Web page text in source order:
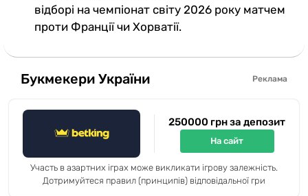
відборі на чемпіонат світу 2026 року матчем
проти Франції чи Хорватії.
Букмекери України Реклама
250000 грн за депозит
На сайт
Участь в азартних іграх може викликати ігрову залежність.
Дотримуйтеся правил (принципів) відповідальної гри